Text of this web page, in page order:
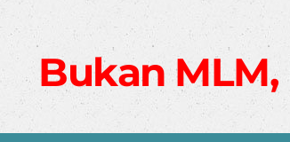
Bukan